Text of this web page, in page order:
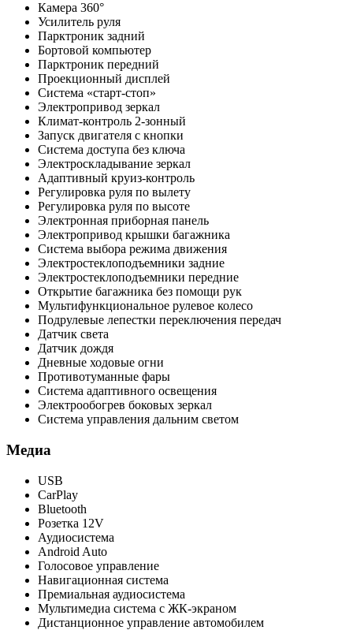
Камера 360°
Усилитель руля
Парктроник задний
Бортовой компьютер
Парктроник передний
Проекционный дисплей
Система «старт-стоп»
Электропривод зеркал
Климат-контроль 2-зонный
Запуск двигателя с кнопки
Система доступа без ключа
Электроскладывание зеркал
Адаптивный круиз-контроль
Регулировка руля по вылету
Регулировка руля по высоте
Электронная приборная панель
Электропривод крышки багажника
Система выбора режима движения
Электростеклоподъемники задние
Электростеклоподъемники передние
Открытие багажника без помощи рук
Мультифункциональное рулевое колесо
Подрулевые лепестки переключения передач
Датчик света
Датчик дождя
Дневные ходовые огни
Противотуманные фары
Система адаптивного освещения
Электрообогрев боковых зеркал
Система управления дальним светом
Медиа
USB
CarPlay
Bluetooth
Розетка 12V
Аудиосистема
Android Auto
Голосовое управление
Навигационная система
Премиальная аудиосистема
Мультимедиа система с ЖК-экраном
Дистанционное управление автомобилем